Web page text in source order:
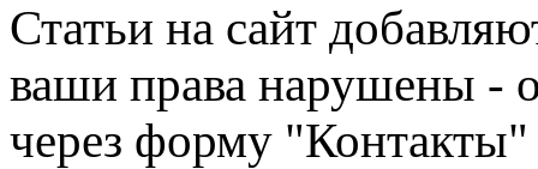
Статьи на сайт
ваши права нарушены -
через форму "Контакты"